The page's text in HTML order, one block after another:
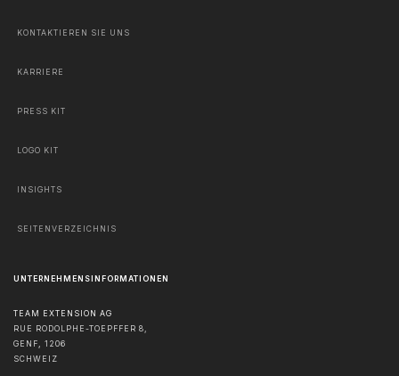
KONTAKTIEREN SIE UNS
KARRIERE
PRESS KIT
LOGO KIT
INSIGHTS
SEITENVERZEICHNIS
UNTERNEHMENSINFORMATIONEN
TEAM EXTENSION AG
RUE RODOLPHE-TOEPFFER 8,
GENF, 1206
SCHWEIZ